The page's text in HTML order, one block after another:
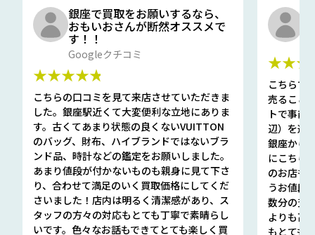
銀座で買取をお願いするなら、
おもいおさんが断然オススメで
す！！
Googleクチコミ
★★★★★
こちらの口コミを見て来店させていただきま
した。銀座駅近くて大変便利な立地にありま
す。古くてあまり状態の良くないVUITTON
のバッグ、財布、ハイブランドではないブラ
ンド品、時計などの鑑定をお願いしました。
あまり値段が付かないものも親身に見て下さ
り、合わせて満足のいく買取価格にしてくだ
さいました！店内は明るく清潔感があり、ス
タッフの方々の対応もとても丁寧で素晴らし
いです。色々なお話もできてとても楽しく買
こちらで
売ること
トで事前
辺）を選
銀座から
にこちら
のお店も
うお値段
数分の査
よりも高
もとても